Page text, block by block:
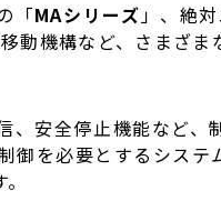
「MAシリーズ」、絶
動機構など、さまざ
安全停止機能など、
御を必要とするシステ